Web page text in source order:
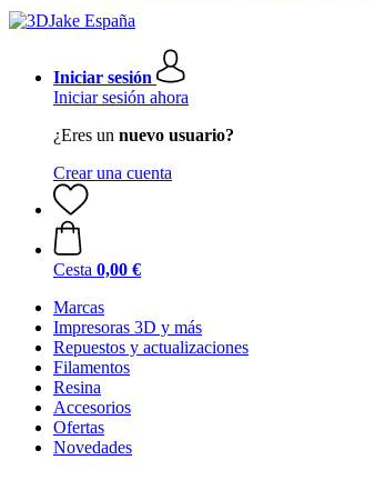
Iniciar sesión
Iniciar sesión ahora
¿Eres un nuevo usuario?
Crear una cuenta
Cesta 0,00 €
Marcas
Impresoras 3D y más
Repuestos y actualizaciones
Filamentos
Resina
Accesorios
Ofertas
Novedades